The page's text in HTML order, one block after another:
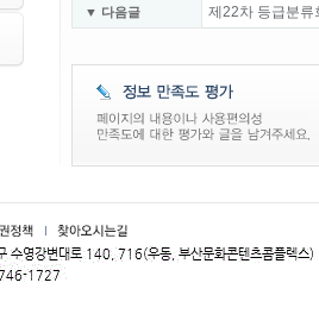
▼ 다음글 제22차 등급분류